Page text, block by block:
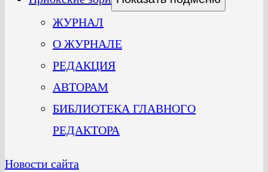
ЖУРНАЛ
О ЖУРНАЛЕ
РЕДАКЦИЯ
АВТОРАМ
БИБЛИОТЕКА ГЛАВНОГО
РЕДАКТОРА
Новости сайта